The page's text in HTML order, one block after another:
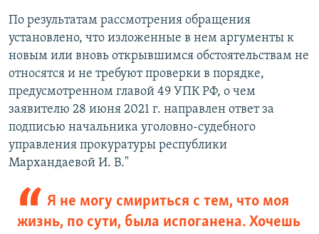
По результатам рассмотрения обращения
установлено, что изложенные в нем аргументы к
новым или вновь открывшимся обстоятельствам не
относятся и не требуют проверки в порядке,
предусмотренном главой 49 УПК РФ, о чем
заявителю 28 июня 2021 г. направлен ответ за
подписью начальника уголовно-судебного
управления прокуратуры республики
Мархандаевой И. В."
Я не могу смириться с тем, что моя
жизнь, по сути, была испоганена. Хочешь